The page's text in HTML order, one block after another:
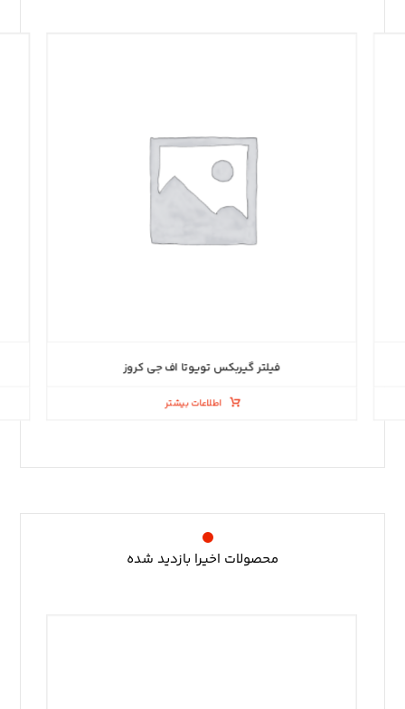
فیلتر گیربکس تویوتا اف جی کروز
اطلاعات بیشتر
محصولات اخیرا بازدید شده